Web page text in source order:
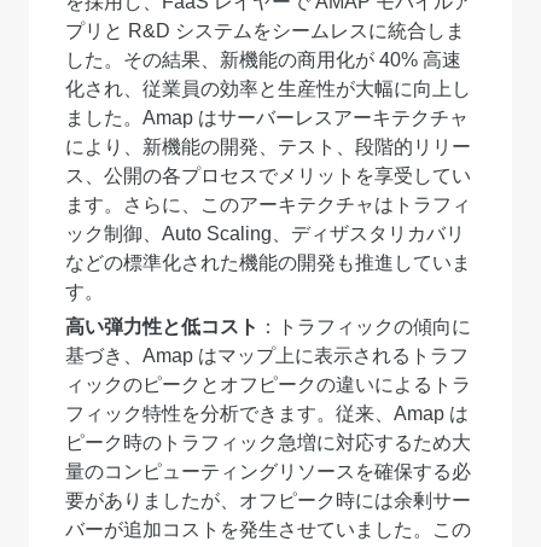
プリと R&D システムをシームレスに統合しま
した。その結果、新機能の商用化が 40% 高速
化され、従業員の効率と生産性が大幅に向上し
ました。Amap はサーバーレスアーキテクチャ
により、新機能の開発、テスト、段階的リリー
ス、公開の各プロセスでメリットを享受してい
ます。さらに、このアーキテクチャはトラフィ
ック制御、Auto Scaling、ディザスタリカバリ
などの標準化された機能の開発も推進していま
す。
高い弾力性と低コスト ：トラフィックの傾向に
基づき、Amap はマップ上に表示されるトラフ
ィックのピークとオフピークの違いによるトラ
フィック特性を分析できます。従来、Amap は
ピーク時のトラフィック急増に対応するため大
量のコンピューティングリソースを確保する必
要がありましたが、オフピーク時には余剰サー
バーが追加コストを発生させていました。この